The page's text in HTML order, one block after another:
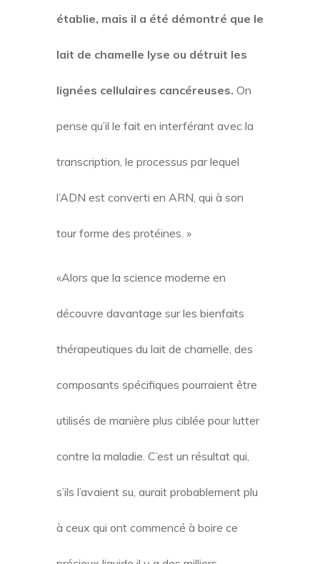
établie, mais il a été démontré que le
lait de chamelle lyse ou détruit les
lignées cellulaires cancéreuses. On
pense qu’il le fait en interférant avec la
transcription, le processus par lequel
l’ADN est converti en ARN, qui à son
tour forme des protéines. »
«Alors que la science moderne en
découvre davantage sur les bienfaits
thérapeutiques du lait de chamelle, des
composants spécifiques pourraient être
utilisés de manière plus ciblée pour lutter
contre la maladie. C’est un résultat qui,
s’ils l’avaient su, aurait probablement plu
à ceux qui ont commencé à boire ce